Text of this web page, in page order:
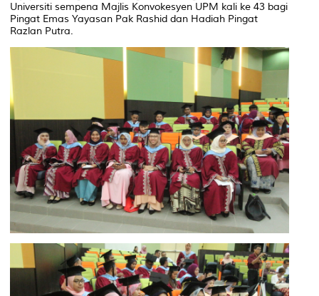
Universiti sempena Majlis Konvokesyen UPM kali ke 43 bagi
Pingat Emas Yayasan Pak Rashid dan Hadiah Pingat
Razlan Putra.